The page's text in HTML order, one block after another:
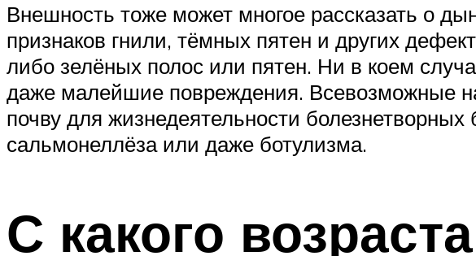
Внешность тоже может многое рассказать о
признаков гнили, тёмных пятен и других
либо зелёных полос или пятен. Ни в коем
даже малейшие повреждения. Всевозможные
почву для жизнедеятельности
сальмонеллёза или даже ботулизма.
С какого